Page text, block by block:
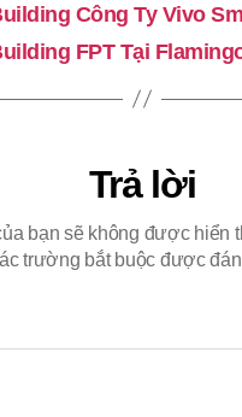
Công Ty Vivo
FPT Tại
Trả lời
bạn sẽ không được hiển
trường bắt buộc được